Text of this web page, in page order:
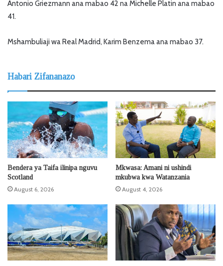
Antonio Griezmann ana mabao 42 na Michelle Platin ana mabao
41.
Mshambuliaji wa Real Madrid, Karim Benzema ana mabao 37.
Habari Zifananazo
Bendera ya Taifa ilinipa nguvu
Scotland
August 6, 2026
Mkwasa: Amani ni ushindi
mkubwa kwa Watanzania
August 4, 2026